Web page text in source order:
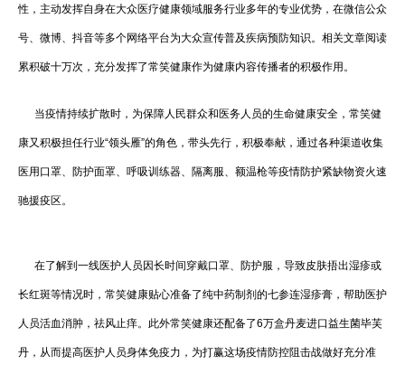
性，主动发挥自身在大众医疗健康领域服务行业多年的专业优势，在微信公众
号、微博、抖音等多个网络平台为大众宣传普及疾病预防知识。相关文章阅读
累积破十万次，充分发挥了常笑健康作为健康内容传播者的积极作用。
当疫情持续扩散时，为保障人民群众和医务人员的生命健康安全，常笑健
康又积极担任行业“领头雁”的角色，带头先行，积极奉献，通过各种渠道收集
医用口罩、防护面罩、呼吸训练器、隔离服、额温枪等疫情防护紧缺物资火速
驰援疫区。
在了解到一线医护人员因长时间穿戴口罩、防护服，导致皮肤捂出湿疹或
长红斑等情况时，常笑健康贴心准备了纯中药制剂的七参连湿疹膏，帮助医护
人员活血消肿，祛风止痒。此外常笑健康还配备了6万盒丹麦进口益生菌毕芙
丹，从而提高医护人员身体免疫力，为打赢这场疫情防控阻击战做好充分准